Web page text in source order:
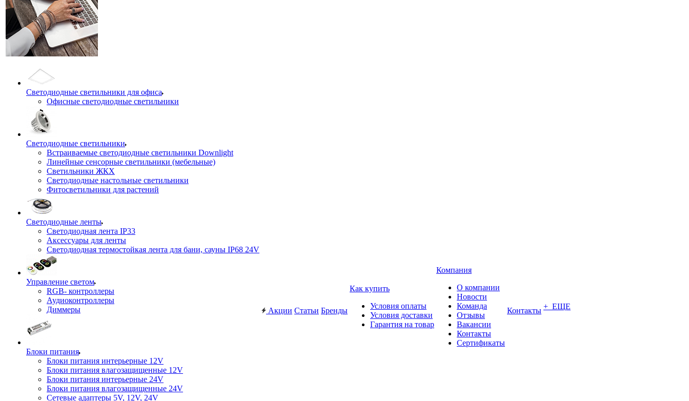
Светодиодные светильники для офиса
Офисные светодиодные светильники
Светодиодные светильники
Встраиваемые светодиодные светильники Downlight
Линейные сенсорные светильники (мебельные)
Светильники ЖКХ
Светодиодные настольные светильники
Фитосветильники для растений
Светодиодные ленты
Светодиодная лента IP33
Аксессуары для ленты
Светодиодная термостойкая лента для бани, сауны IP68 24V
Управление светом
RGB- контроллеры
Аудиоконтроллеры
Диммеры
Блоки питания
Блоки питания интерьерные 12V
Блоки питания влагозащищенные 12V
Блоки питания интерьерные 24V
Блоки питания влагозащищенные 24V
Сетевые адаптеры 5V, 12V, 24V
Акции Статьи Бренды
Как купить
Условия оплаты
Условия доставки
Гарантия на товар
Компания
О компании
Новости
Команда
Отзывы
Вакансии
Контакты
Сертификаты
Контакты + ЕЩЕ